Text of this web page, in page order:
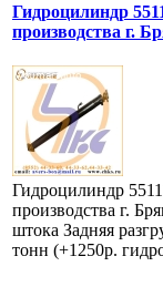
Гидроцилиндр
производства г.
Гидроцилиндр
производства г.
штока Задняя
тонн (+1250р.